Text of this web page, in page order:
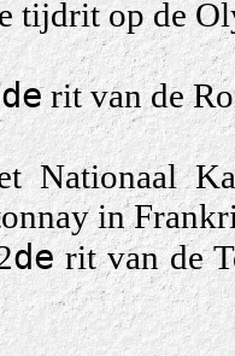
tijdrit op de
derit van de
Nationaal
in
derit van de